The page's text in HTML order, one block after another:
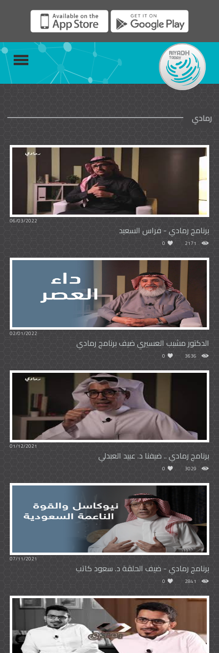
رمادي
06/03/2022
برنامج رمادي - فراس السعيد
2171
0
02/01/2022
الدكتور مشبب العسيري ضيف برنامج رمادي
3636
0
01/12/2021
برنامج رمادي .. ضيفنا د. عبيد العبدلي
3029
0
07/11/2021
برنامج رمادي - ضيف الحلقة د. سعود كاتب
2841
0